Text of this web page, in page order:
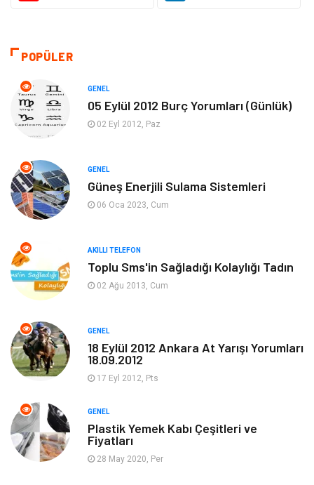
Akıllı Telefon
Soru-Cevap
Ekonomi
Tanıtıcı Reklam Alışveriş
Dekorasyon Tatil
Makine
Güzellik & Bakım
Organizasyon
Hizmet
Aksesuar
POPÜLER
GENEL
05 Eylül 2012 Burç Yorumları (Günlük)
02 Eyl 2012, Paz
GENEL
Güneş Enerjili Sulama Sistemleri
06 Oca 2023, Cum
AKILLI TELEFON
Toplu Sms'in Sağladığı Kolaylığı Tadın
02 Ağu 2013, Cum
GENEL
18 Eylül 2012 Ankara At Yarışı Yorumları
18.09.2012
17 Eyl 2012, Pts
GENEL
Plastik Yemek Kabı Çeşitleri ve
Fiyatları
28 May 2020, Per